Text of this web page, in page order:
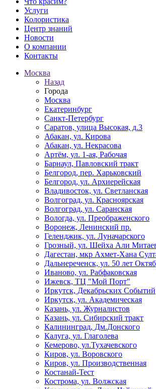
Услуги
Колористика
Центр знаний
Новости
О компании
Контакты
Москва
Назад
Города
Москва
Екатеринбург
Санкт-Петербург
Саратов, улица Высокая, д.3
Абакан, ул. Кирова
Абакан, ул. Некрасова
Артём, ул. 1-ая, Рабочая
Барнаул, Павловский тракт
Белгород, пер. Харьковский
Белгород, ул. Архиерейская
Владивосток, ул. Светланская
Волгоград, ул. Красноярская
Волгоград, ул. Саранская
Вологда, ул. Преображенского
Воронеж, Ленинский пр.
Геленджик, ул. Луначарского
Грозный, ул. Шейха Али
Дагестан, мкр Ахмет-Хана
Дальнереченск, ул. 50 лет
Иваново, ул. Рабфаковская
Ижевск, ТЦ "Мой Порт"
Иркутск, Декабрьских Событий
Иркутск, ул. Академическая
Казань, ул. Журналистов
Казань, ул. Сибирский тракт
Калининград, Дм.Донского
Калуга, ул. Глаголева
Кемерово, ул.Тухачевского
Киров, ул. Воровского
Киров, ул. Производственная
Костанай-Тест
Кострома, ул. Волжская